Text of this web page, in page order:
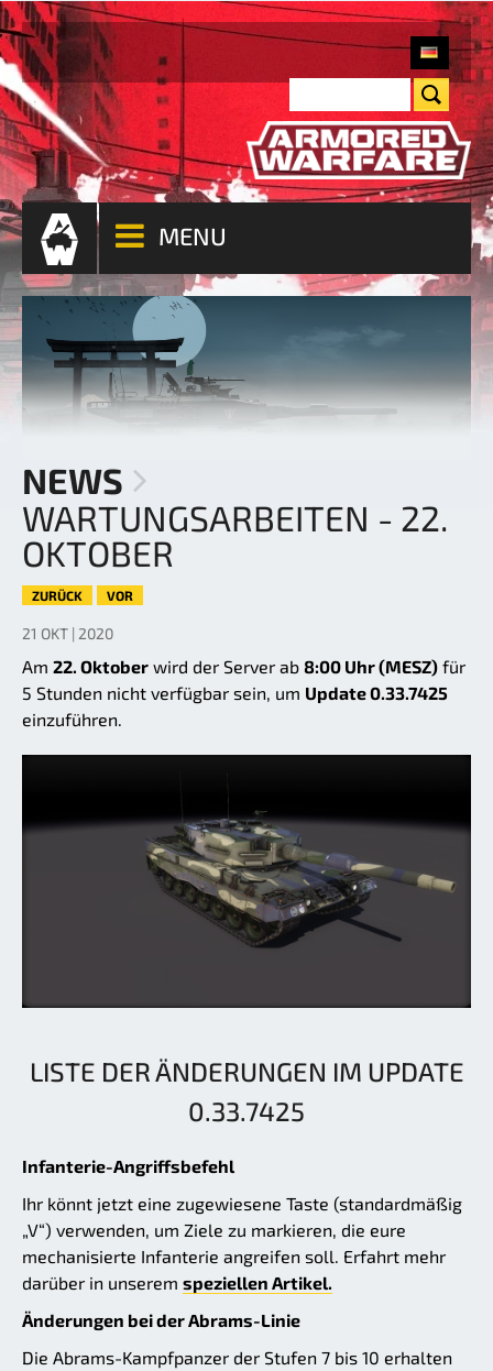
MENU
NEWS
WARTUNGSARBEITEN - 22.
OKTOBER
ZURÜCK VOR
21 OKT | 2020
Am 22. Oktober wird der Server ab 8:00 Uhr (MESZ) für
5 Stunden nicht verfügbar sein, um Update 0.33.7425
einzuführen.
LISTE DER ÄNDERUNGEN IM UPDATE
0.33.7425
Infanterie-Angriffsbefehl
Ihr könnt jetzt eine zugewiesene Taste (standardmäßig
„V“) verwenden, um Ziele zu markieren, die eure
mechanisierte Infanterie angreifen soll. Erfahrt mehr
darüber in unserem speziellen Artikel.
Änderungen bei der Abrams-Linie
Die Abrams-Kampfpanzer der Stufen 7 bis 10 erhalten